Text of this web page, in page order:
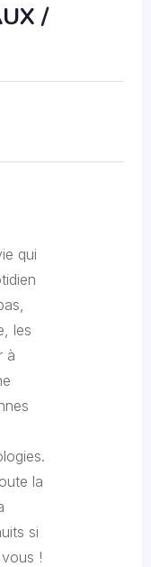
/
qui
les
à
la
si
!